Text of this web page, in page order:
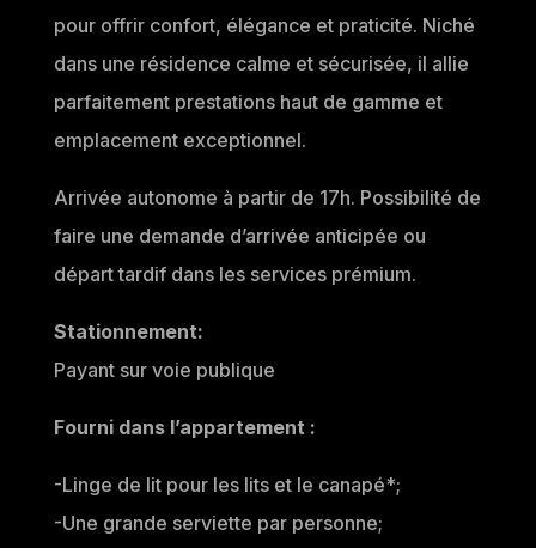
pour offrir confort, élégance et praticité. Niché
dans une résidence calme et sécurisée, il allie
parfaitement prestations haut de gamme et
emplacement exceptionnel.
Arrivée autonome à partir de 17h. Possibilité de
faire une demande d’arrivée anticipée ou
départ tardif dans les services prémium.
Stationnement:
Payant sur voie publique
Fourni dans l’appartement :
-Linge de lit pour les lits et le canapé*;
-Une grande serviette par personne;